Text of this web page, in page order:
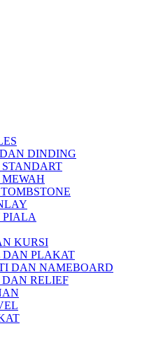
DINDING
PIALA
KURSI
DAN PLAKAT
DAN NAMEBOARD
DAN RELIEF